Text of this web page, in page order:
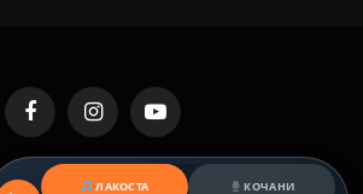
FacebookInstagramYouTube
Designed by MKNET.
ЛАКОСТА КОЧАНИ